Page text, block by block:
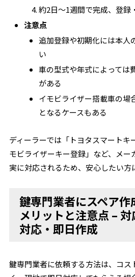
約2日～1週間で完成、登録
注意点
追加登録や初期化には本人
い
車の型式や年式によっては
がある
イモビライザー搭載車の場
となるケースもある
ディーラーでは「トヨタスマートキ
モビライザーキー登録」など、メー
実に対応されるため、安心したい方
鍵専門業者にスペア作
メリットと注意点 –
対応・即日作成
鍵専門業者に依頼する方法は、コス